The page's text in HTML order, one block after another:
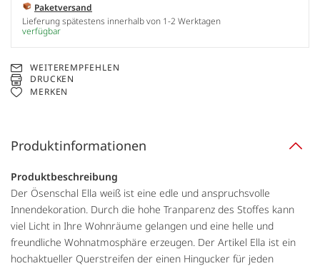
Paketversand
Lieferung spätestens innerhalb von 1-2 Werktagen
verfügbar
WEITEREMPFEHLEN
DRUCKEN
MERKEN
Produktinformationen
Produktbeschreibung
Der Ösenschal Ella weiß ist eine edle und anspruchsvolle
Innendekoration. Durch die hohe Tranparenz des Stoffes kann
viel Licht in Ihre Wohnräume gelangen und eine helle und
freundliche Wohnatmosphäre erzeugen. Der Artikel Ella ist ein
hochaktueller Querstreifen der einen Hingucker für jeden